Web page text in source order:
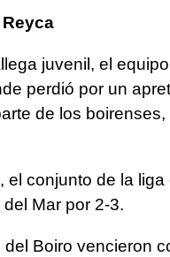
juvenil, el
perdió por un
de los
el conjunto de la
Mar por 2-3.
Boiro vencieron